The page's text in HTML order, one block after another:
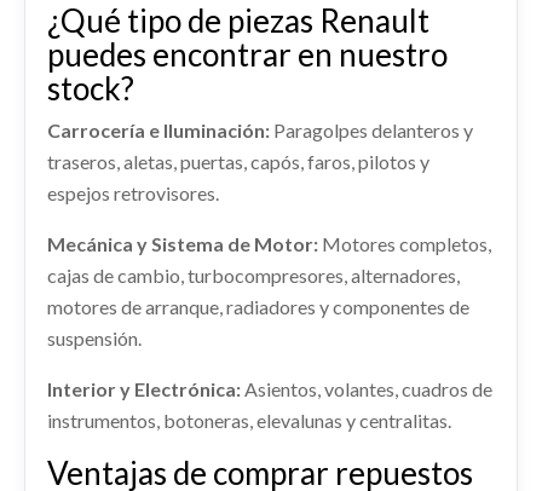
36,59 € shopping_cart
RETROVISOR DERECHO 963016264R usado.
CUADRO INSTRUMENTOS 248102957R
CUADRO INSTRUMENTOS 248102957R usado.
RENAULT CLIO IV (BH_) 1.5 DCI 75
Consultar
SALPICADERO 682001858R 985250096R
SALPICADERO 682001858R 985250096R usado.
Ref: 682001858R
220,29 € shopping_cart
¿Qué tipo de piezas Renault
puedes encontrar en nuestro
stock?
Carrocería e Iluminación: Paragolpes delanteros y
traseros, aletas, puertas, capós, faros, pilotos y
espejos retrovisores.
Mecánica y Sistema de Motor: Motores completos,
cajas de cambio, turbocompresores, alternadores,
motores de arranque, radiadores y componentes de
suspensión.
Interior y Electrónica:Asientos, volantes, cuadros de
instrumentos, botoneras, elevalunas y centralitas.
Ventajas de comprar repuestos